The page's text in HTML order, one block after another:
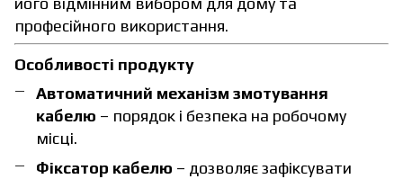
професійного використання.
Особливості продукту
Автоматичний механізм змотування
кабелю – порядок і безпека на робочому
місці.
Фіксатор кабелю – дозволяє зафіксувати